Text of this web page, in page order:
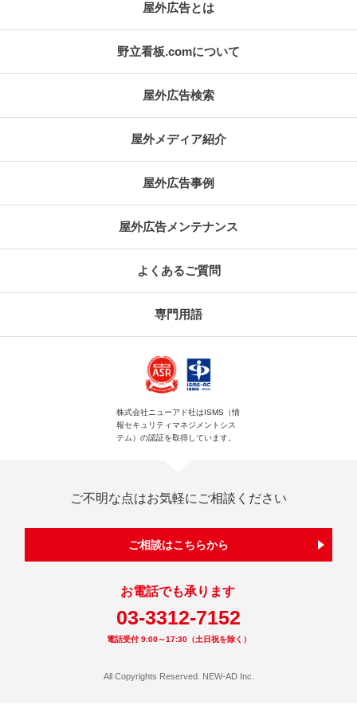
屋外広告とは
野立看板.comについて
屋外広告検索
屋外メディア紹介
屋外広告事例
屋外広告メンテナンス
よくあるご質問
専門用語
株式会社ニューアド社はISMS（情
報セキュリティマネジメントシス
テム）の認証を取得しています。
ご不明な点はお気軽にご相談ください
ご相談はこちらから
お電話でも承ります
03-3312-7152
電話受付 9:00～17:30（土日祝を除く）
All Copyrights Reserved. NEW-AD Inc.